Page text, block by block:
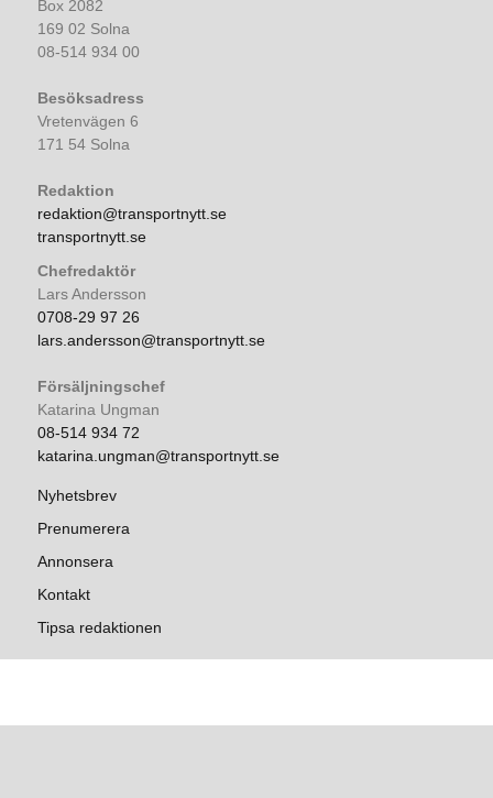
Box 2082
169 02 Solna
08-514 934 00
Besöksadress
Vretenvägen 6
171 54 Solna
Redaktion
redaktion@transportnytt.se
transportnytt.se
Chefredaktör
Lars Andersson
0708-29 97 26
lars.andersson@transportnytt.se
Försäljningschef
Katarina Ungman
08-514 934 72
katarina.ungman@transportnytt.se
Nyhetsbrev
Prenumerera
Annonsera
Kontakt
Tipsa redaktionen